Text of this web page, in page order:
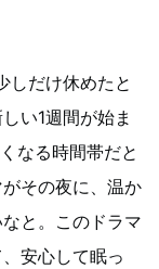
しだけ休めたと
い1週間が始ま
なる時間帯だと
その夜に、温か
と。このドラマ
安心して眠っ